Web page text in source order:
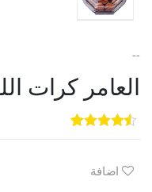
--
العامر كرات
5
out of
5
3
customer
ratings
اضافة